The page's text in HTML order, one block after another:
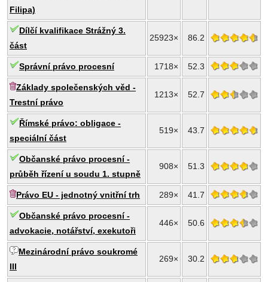
Filipa)
Dílčí kvalifikace Strážný 3.
část
25923× 86.2
Správní právo procesní 1718× 52.3
Základy společenských věd -
Trestní právo
1213× 52.7
Římské právo: obligace -
speciální část
519× 43.7
Občanské právo procesní -
průběh řízení u soudu 1. stupně
908× 51.3
Právo EU - jednotný vnitřní trh 289× 41.7
Občanské právo procesní -
advokacie, notářství, exekutoři
446× 50.6
Mezinárodní právo soukromé
III
269× 30.2